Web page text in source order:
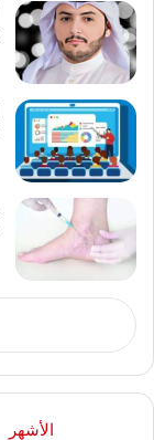
الأشهر